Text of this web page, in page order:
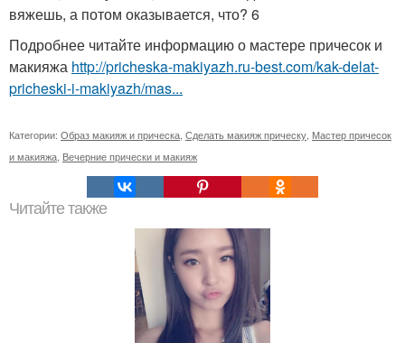
вяжешь, а потом оказывается, что? 6
Подробнее читайте информацию о мастере причесок и
макияжа http://pricheska-makiyazh.ru-best.com/kak-delat-
pricheski-i-makiyazh/mas...
Категории: Образ макияж и прическа Сделать макияж прическу Мастер причесок
и макияжа Вечерние прически и макияж
Читайте также